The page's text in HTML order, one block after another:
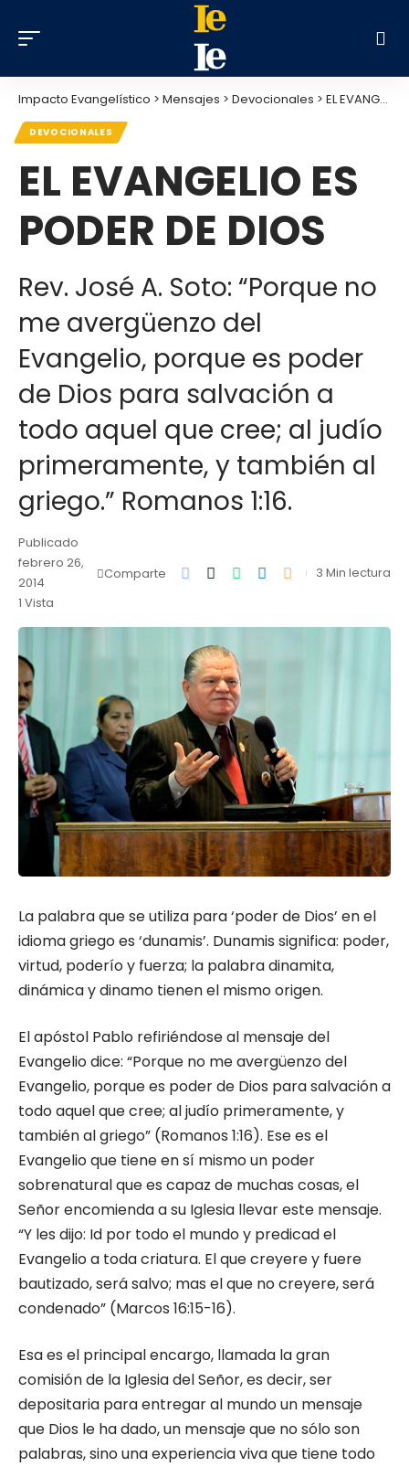
Impacto Evangelístico > Mensajes > Devocionales > EL EVANGELIO ES PODER DE DIOS
DEVOCIONALES
EL EVANGELIO ES
PODER DE DIOS
Rev. José A. Soto: “Porque no
me avergüenzo del
Evangelio, porque es poder
de Dios para salvación a
todo aquel que cree; al judío
primeramente, y también al
griego.” Romanos 1:16.
Publicado
febrero 26,
2014
1 Vista
Comparte 3 Min lectura
La palabra que se utiliza para ‘poder de Dios’ en el
idioma griego es ‘dunamis’. Dunamis significa: poder,
virtud, poderío y fuerza; la palabra dinamita,
dinámica y dinamo tienen el mismo origen.
El apóstol Pablo refiriéndose al mensaje del
Evangelio dice: “Porque no me avergüenzo del
Evangelio, porque es poder de Dios para salvación a
todo aquel que cree; al judío primeramente, y
también al griego” (Romanos 1:16). Ese es el
Evangelio que tiene en sí mismo un poder
sobrenatural que es capaz de muchas cosas, el
Señor encomienda a su Iglesia llevar este mensaje.
“Y les dijo: Id por todo el mundo y predicad el
Evangelio a toda criatura. El que creyere y fuere
bautizado, será salvo; mas el que no creyere, será
condenado” (Marcos 16:15-16).
Esa es el principal encargo, llamada la gran
comisión de la Iglesia del Señor, es decir, ser
depositaria para entregar al mundo un mensaje
que Dios le ha dado, un mensaje que no sólo son
palabras, sino una experiencia viva que tiene todo